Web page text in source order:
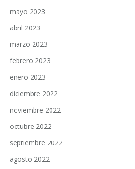
mayo 2023
abril 2023
marzo 2023
febrero 2023
enero 2023
diciembre 2022
noviembre 2022
octubre 2022
septiembre 2022
agosto 2022